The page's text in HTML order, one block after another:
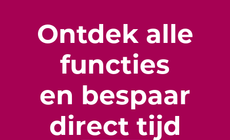
Ontdek alle
functies
en bespaar
direct tijd